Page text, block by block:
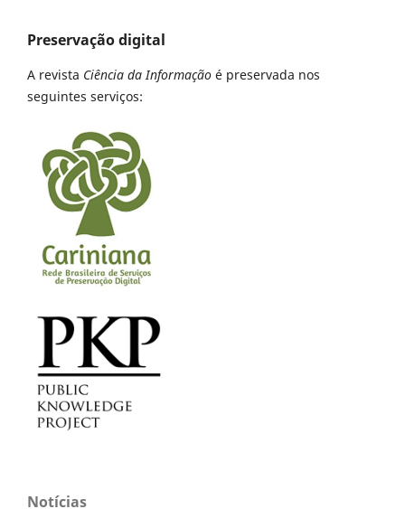
Preservação digital
A revista Ciência da Informação é preservada nos
seguintes serviços:
Notícias